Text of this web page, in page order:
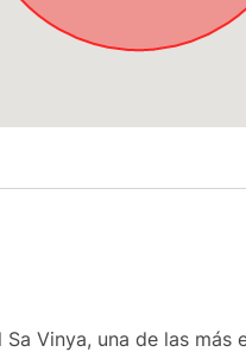
Vinya, una de las más